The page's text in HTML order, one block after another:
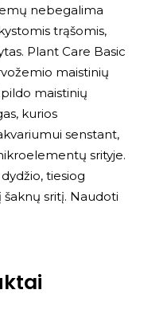
nebegalima
trąšomis,
Plant Care Basic
maistinių
maistinių
kurios
senstant,
srityje.
tiesiog
šaknų sritį. Naudoti